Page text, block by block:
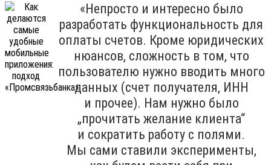
«Непросто и интересно было
разработать функциональность для
оплаты счетов. Кроме юридических
нюансов, сложность в том, что
пользователю нужно вводить много
данных (счет получателя, ИНН
и прочее). Нам нужно было
„прочитать желание клиента“
и сократить работу с полями.
Мы сами ставили эксперименты,